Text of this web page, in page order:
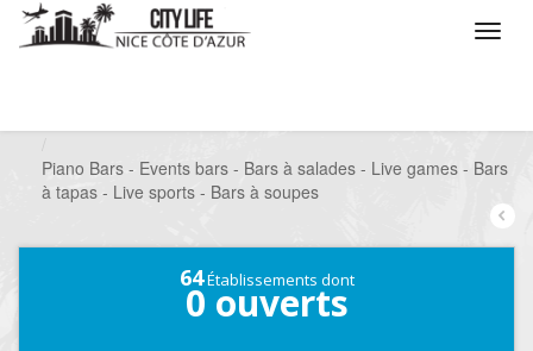
Piano Bars - Events bars - Bars à salades - Live games - Bars
à tapas - Live sports - Bars à soupes
64Établissements dont
0 ouverts